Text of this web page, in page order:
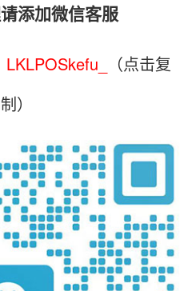
添加微信客服
LKLPOSkefu_
（点击复
制）